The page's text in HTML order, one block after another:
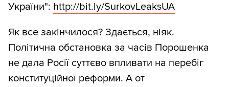
України": http://bit.ly/SurkovLeaksUA
Як все закінчилося? Здається, ніяк.
Політична обстановка за часів Порошенка
не дала Росії суттєво впливати на перебіг
конституційної реформи. А от